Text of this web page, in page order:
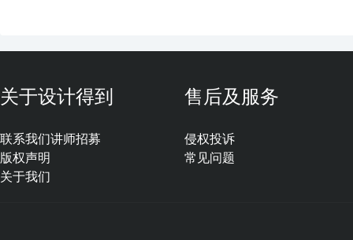
关于设计得到
联系我们
版权声明
关于我们
讲师招募
售后及服务
侵权投诉
常见问题